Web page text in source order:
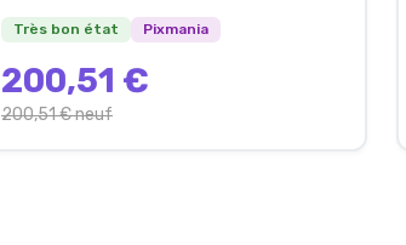
10 4G USB Type-C 8 Go 128 Go
4000 mAh Gris - Très bon état
Très bon état Pixmania
200,51 €
200,51 €neuf